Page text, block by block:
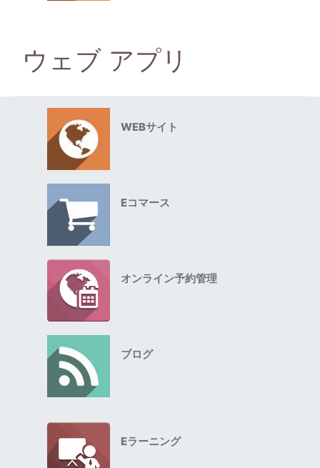
ウェブ アプリ
WEBサイト
Eコマース
オンライン予約管理
ブログ
Eラーニング